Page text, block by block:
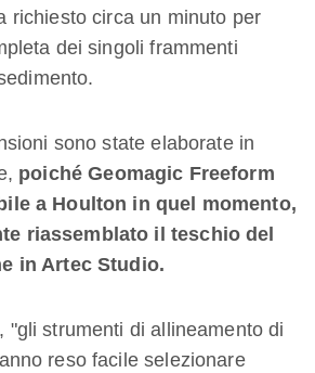
richiesto circa un minuto per
dei singoli frammenti
sono state elaborate in
poiché Geomagic Freeform
a Houlton in quel momento,
riassemblato il teschio del
in Artec Studio.
"gli strumenti di allineamento di
reso facile selezionare